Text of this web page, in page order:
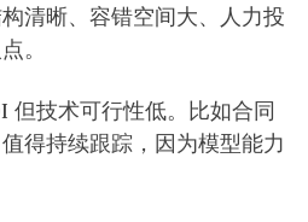
清晰、容错空间大、人力投
。
技术可行性低。比如合同
得持续跟踪，因为模型能力